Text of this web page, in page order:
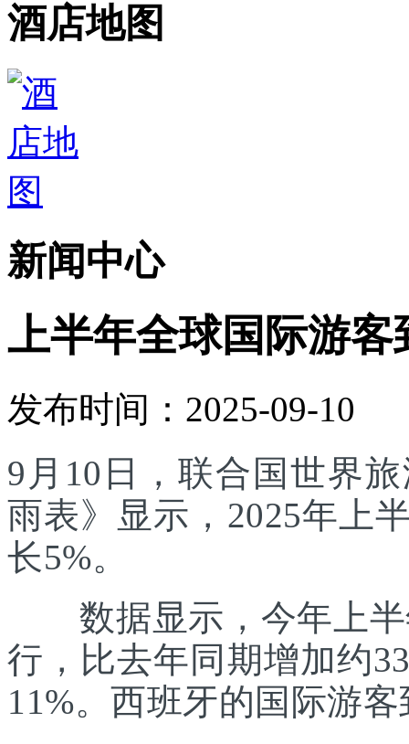
酒店地图
新闻中心
上半年全球国际游
发布时间：2025-09-10
9月10日，联合国世界
雨表》显示，2025年上
长5%。
数据显示，今年上半
行，比去年同期增加约
11%。西班牙的国际游